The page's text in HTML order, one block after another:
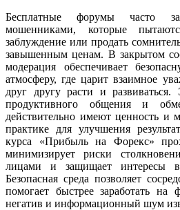
Бесплатные форумы часто
мошенниками, которые
заблуждение или продать
завышенным ценам. В закрытом
модерация обеспечивает
атмосферу, где царит взаимное
друг другу расти и развиваться.
продуктивного общения и
действительно имеют ценность и
практике для улучшения
курса «Прибыль на Форекс»
минимизирует риски
лицами и защищает интересы
Безопасная среда позволяет
помогает быстрее заработать на
негатив и информационный шум